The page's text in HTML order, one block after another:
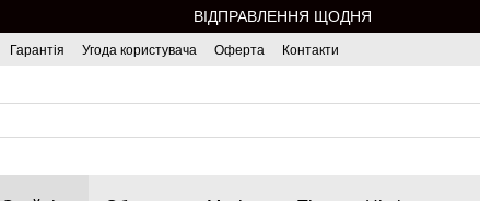
ВІДПРАВЛЕННЯ ЩОДНЯ
Гарантія Угода користувача Оферта Контакти